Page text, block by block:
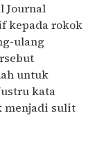
Journal
kepada rokok
ulang
untuk
kata
menjadi sulit